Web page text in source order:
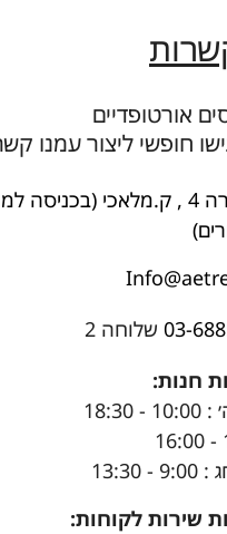
אורטופדיים
חופשי ליצור עמנו
היצירה 4 , ק.מלאכי (בכניסה
03- שלוחה 2
חנות:
שירות לקוחות: